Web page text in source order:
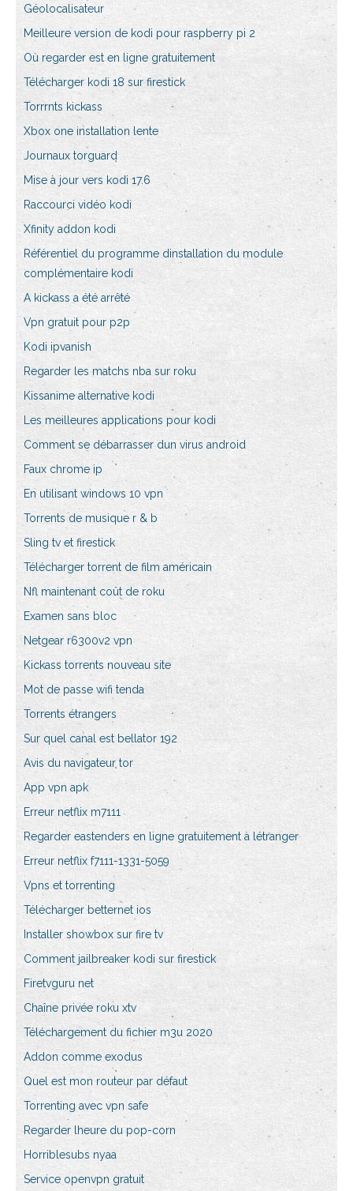
Géolocalisateur
Meilleure version de kodi pour raspberry pi 2
Où regarder est en ligne gratuitement
Télécharger kodi 18 sur firestick
Torrrnts kickass
Xbox one installation lente
Journaux torguard
Mise à jour vers kodi 17.6
Raccourci vidéo kodi
Xfinity addon kodi
Référentiel du programme dinstallation du module
complémentaire kodi
A kickass a été arrêté
Vpn gratuit pour p2p
Kodi ipvanish
Regarder les matchs nba sur roku
Kissanime alternative kodi
Les meilleures applications pour kodi
Comment se débarrasser dun virus android
Faux chrome ip
En utilisant windows 10 vpn
Torrents de musique r & b
Sling tv et firestick
Télécharger torrent de film américain
Nfl maintenant coût de roku
Examen sans bloc
Netgear r6300v2 vpn
Kickass torrents nouveau site
Mot de passe wifi tenda
Torrents étrangers
Sur quel canal est bellator 192
Avis du navigateur tor
App vpn apk
Erreur netflix m7111
Regarder eastenders en ligne gratuitement à létranger
Erreur netflix f7111-1331-5059
Vpns et torrenting
Télécharger betternet ios
Installer showbox sur fire tv
Comment jailbreaker kodi sur firestick
Firetvguru net
Chaîne privée roku xtv
Téléchargement du fichier m3u 2020
Addon comme exodus
Quel est mon routeur par défaut
Torrenting avec vpn safe
Regarder lheure du pop-corn
Horriblesubs nyaa
Service openvpn gratuit